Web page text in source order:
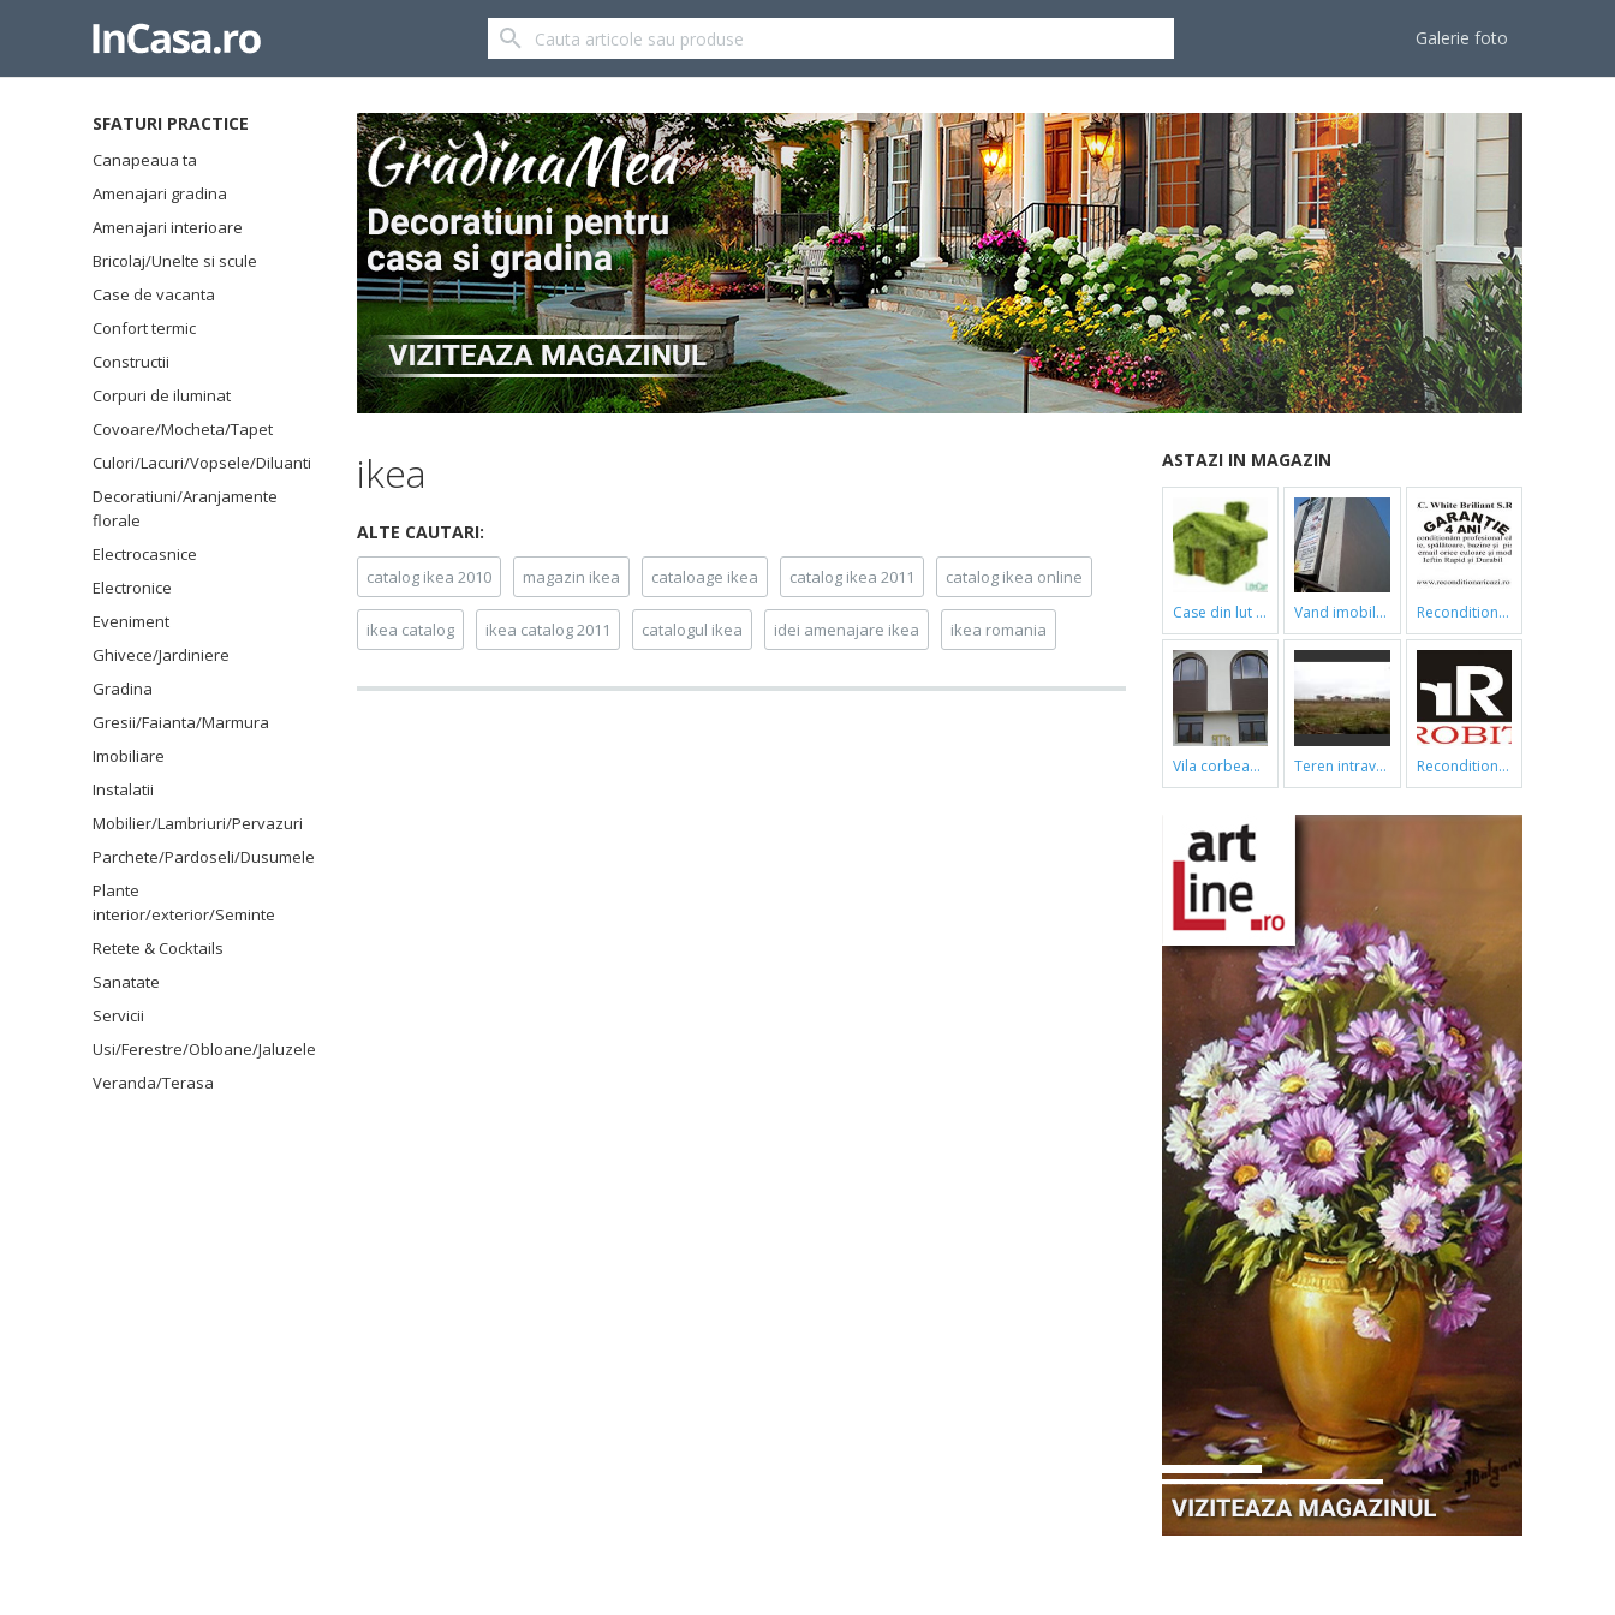
Galerie foto
SFATURI PRACTICE
Canapeaua ta
Amenajari gradina
Amenajari interioare
Bricolaj/Unelte si scule
Case de vacanta
Confort termic
Constructii
Corpuri de iluminat
Covoare/Mocheta/Tapet
Culori/Lacuri/Vopsele/Diluanti
Decoratiuni/Aranjamente
florale
Electrocasnice
Electronice
Eveniment
Ghivece/Jardiniere
Gradina
Gresii/Faianta/Marmura
Imobiliare
Instalatii
Mobilier/Lambriuri/Pervazuri
Parchete/Pardoseli/Dusumele
Plante
interior/exterior/Seminte
Retete & Cocktails
Sanatate
Servicii
Usi/Ferestre/Obloane/Jaluzele
Veranda/Terasa
ikea
ALTE CAUTARI:
catalog ikea 2010 magazin ikea cataloage ikea catalog ikea 2011 catalog ikea online
ikea catalog ikea catalog 2011 catalogul ikea idei amenajare ikea ikea romania
ASTAZI IN MAGAZIN
case din lut si paie vand imobil ,790m,piata gorjului,pret negociabil reconditionari cazi de baie
vila corbeanca teren intravilan reconditionari cazi de baie